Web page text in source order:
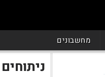
מחשבונים